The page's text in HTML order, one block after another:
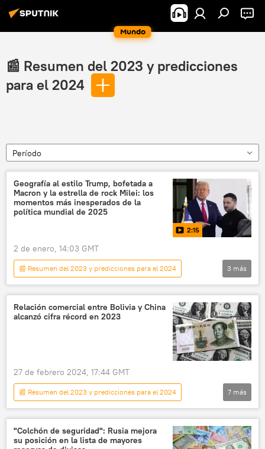
Mundo
📰 Resumen del 2023 y predicciones
para el 2024
Período
Geografía al estilo Trump, bofetada a
Macron y la estrella de rock Milei: los
momentos más inesperados de la
política mundial de 2025
2:15
2 de enero, 14:03 GMT
📰 Resumen del 2023 y predicciones para el 2024
Internacional
política 🟠 Video
3 más
Relación comercial entre Bolivia y China
alcanzó cifra récord en 2023
27 de febrero 2024, 17:44 GMT
📰 Resumen del 2023 y predicciones para el 2024
América Latina
IBCE
China
Bolivia
📈 Mercados y finanzas
🌏 Asia
comercio exterior
7 más
"Colchón de seguridad": Rusia mejora
su posición en la lista de mayores